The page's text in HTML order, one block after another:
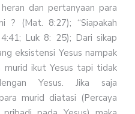
dan pertanyaan para
? (Mat. 8:27); “Siapakah
Luk 8: 25); Dari sikap
eksistensi Yesus nampak
murid ikut Yesus tapi tidak
Yesus. Jika saja
murid diatasi (Percaya